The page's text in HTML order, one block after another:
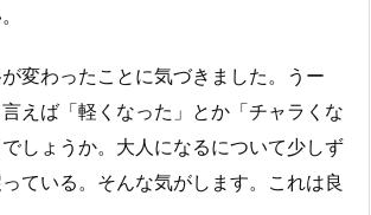
変わったことに気づきました。うー
えば「軽くなった」とか「チャラくな
しょうか。大人になるについて少しず
ている。そんな気がします。これは良